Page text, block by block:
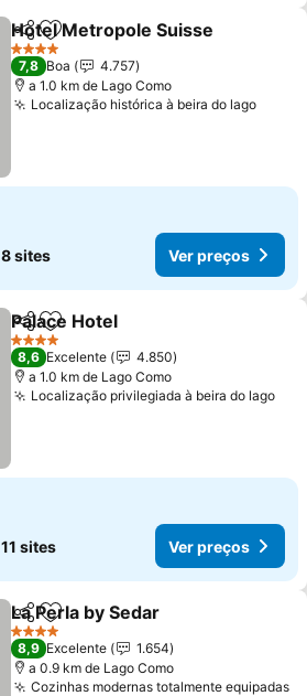
PartilharAdicionar aos favoritos
Hotel Metropole Suisse
4 Estrelas
7,8 Boa
4.757
a 1.0 km de Lago Como
Localização histórica à beira do lago
8 sites Ver preços
PartilharAdicionar aos favoritos
Palace Hotel
4 Estrelas
8,6 Excelente
4.850
a 1.0 km de Lago Como
Localização privilegiada à beira do lago
11 sites Ver preços
PartilharAdicionar aos favoritos
La Perla by Sedar
4 Estrelas
8,9 Excelente
1.654
a 0.9 km de Lago Como
Cozinhas modernas totalmente equipadas